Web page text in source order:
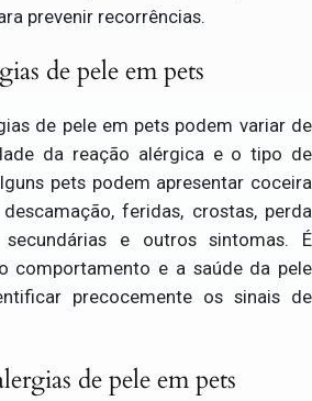
prevenir recorrências.
de pele em pets
de pele em pets podem variar de
da reação alérgica e o tipo de
pets podem apresentar coceira
feridas, crostas, perda
e outros sintomas. É
comportamento e a saúde da pele
precocemente os sinais de
de pele em pets